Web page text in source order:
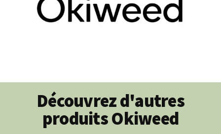
Découvrez d'autres
produits Okiweed